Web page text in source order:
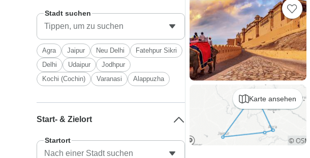
Karte ansehen
Stadt suchen
Agra Jaipur Neu Delhi
Fatehpur Sikri
Delhi
Udaipur
Jodhpur
Kochi (Cochin)
Varanasi Alappuzha
Start- & Zielort
Startort